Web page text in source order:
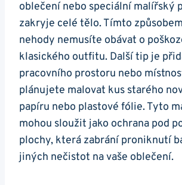
oblečení nebo speciální malířský
zakryje celé tělo. Tímto
nehody nemusíte obávat o
klasického outfitu. Další tip je
pracovního prostoru nebo
plánujete malovat kus starého
papíru nebo plastové fólie. Tyto
mohou sloužit jako ochrana pod
plochy, která zabrání proniknutí
jiných nečistot na vaše oblečení.